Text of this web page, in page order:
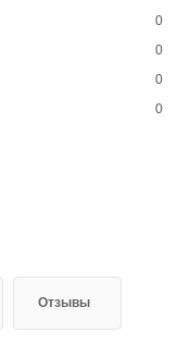
0
0
0
0
Отзывы